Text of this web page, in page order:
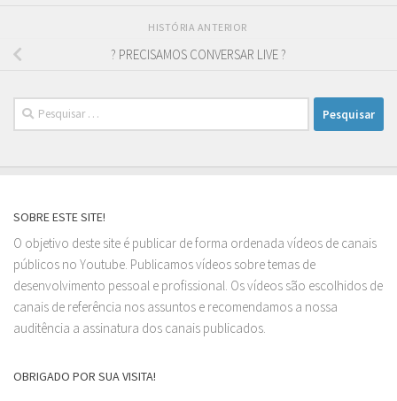
HISTÓRIA ANTERIOR
? PRECISAMOS CONVERSAR LIVE ?
Pesquisar
por:
SOBRE ESTE SITE!
O objetivo deste site é publicar de forma ordenada vídeos de canais
públicos no Youtube. Publicamos vídeos sobre temas de
desenvolvimento pessoal e profissional. Os vídeos são escolhidos de
canais de referência nos assuntos e recomendamos a nossa
auditência a assinatura dos canais publicados.
OBRIGADO POR SUA VISITA!